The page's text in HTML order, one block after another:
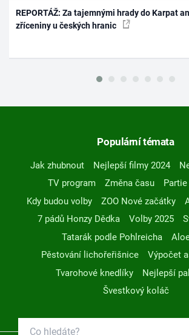
REPORTÁŽ: Za tajemnými hrady do Karpat
zříceniny u českých hranic
Populární témata
Jak zhubnout Nejlepší filmy 2024
TV program
Změna času Partie
Kdy budou volby
ZOO Nové začátky
7 pádů Honzy Dědka
Volby 2025
Tatarák podle Pohlreicha
Pěstování lichořeřišnice
Výpočet
Tvarohové knedlíky
Nejlepší
Švestkový koláč